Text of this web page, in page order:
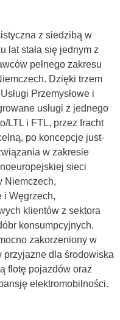
z siedzibą w
lat stała się jednym z
pełnego zakresu
Dzięki trzem
Przemysłowe i
usługi z jednego
LTL i FTL, przez fracht
po koncepcje just-
w zakresie
sieci
Niemczech,
i Węgrzech,
klientów z sektora
konsumpcyjnych.
zakorzeniony w
przyjazne dla środowiska
flotę pojazdów oraz
elektromobilności.